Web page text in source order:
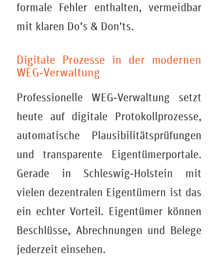
formale Fehler enthalten, vermeidbar
mit klaren Do’s & Don’ts.
Digitale Prozesse in der modernen
WEG‑Verwaltung
Professionelle WEG‑Verwaltung setzt
heute auf digitale Protokollprozesse,
automatische Plausibilitätsprüfungen
und transparente Eigentümerportale.
Gerade in Schleswig‑Holstein mit
vielen dezentralen Eigentümern ist das
ein echter Vorteil. Eigentümer können
Beschlüsse, Abrechnungen und Belege
jederzeit einsehen.